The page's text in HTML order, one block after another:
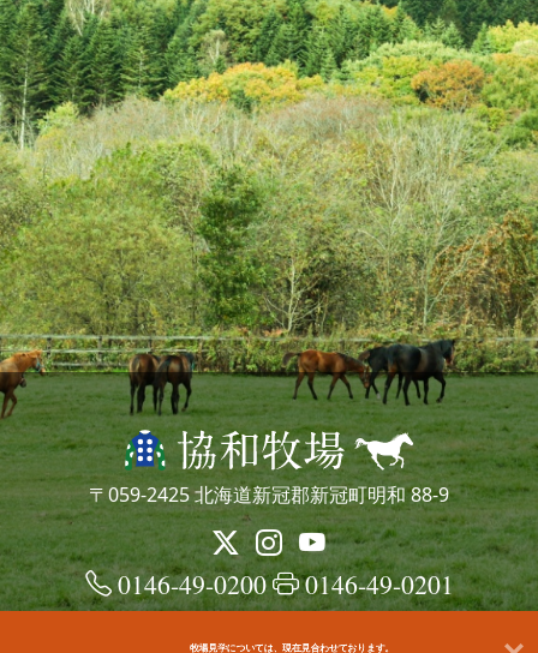
〒059-2425 北海道新冠郡新冠町明和 88-9
0146-49-0200 0146-49-0201
牧場見学については、現在見合わせております。